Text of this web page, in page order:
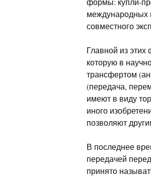
международных
совместного
Главной из
которую в
трансфертом
(передача,
имеют в виду
иного
позволяют
В последнее
передачей
принято